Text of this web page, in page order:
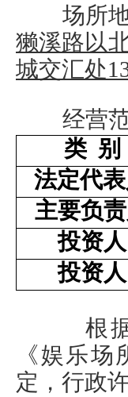
场所
獭溪路以
城交汇处
经营
类 别
法定代
主要负
投资人
投资人
根
《娱乐
定，行政